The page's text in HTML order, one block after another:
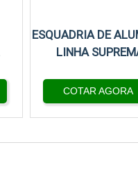
ESQUADRIA DE
LINHA
COTAR AGORA